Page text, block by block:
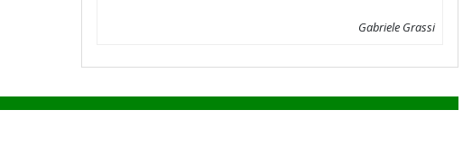
Gabriele Grassi